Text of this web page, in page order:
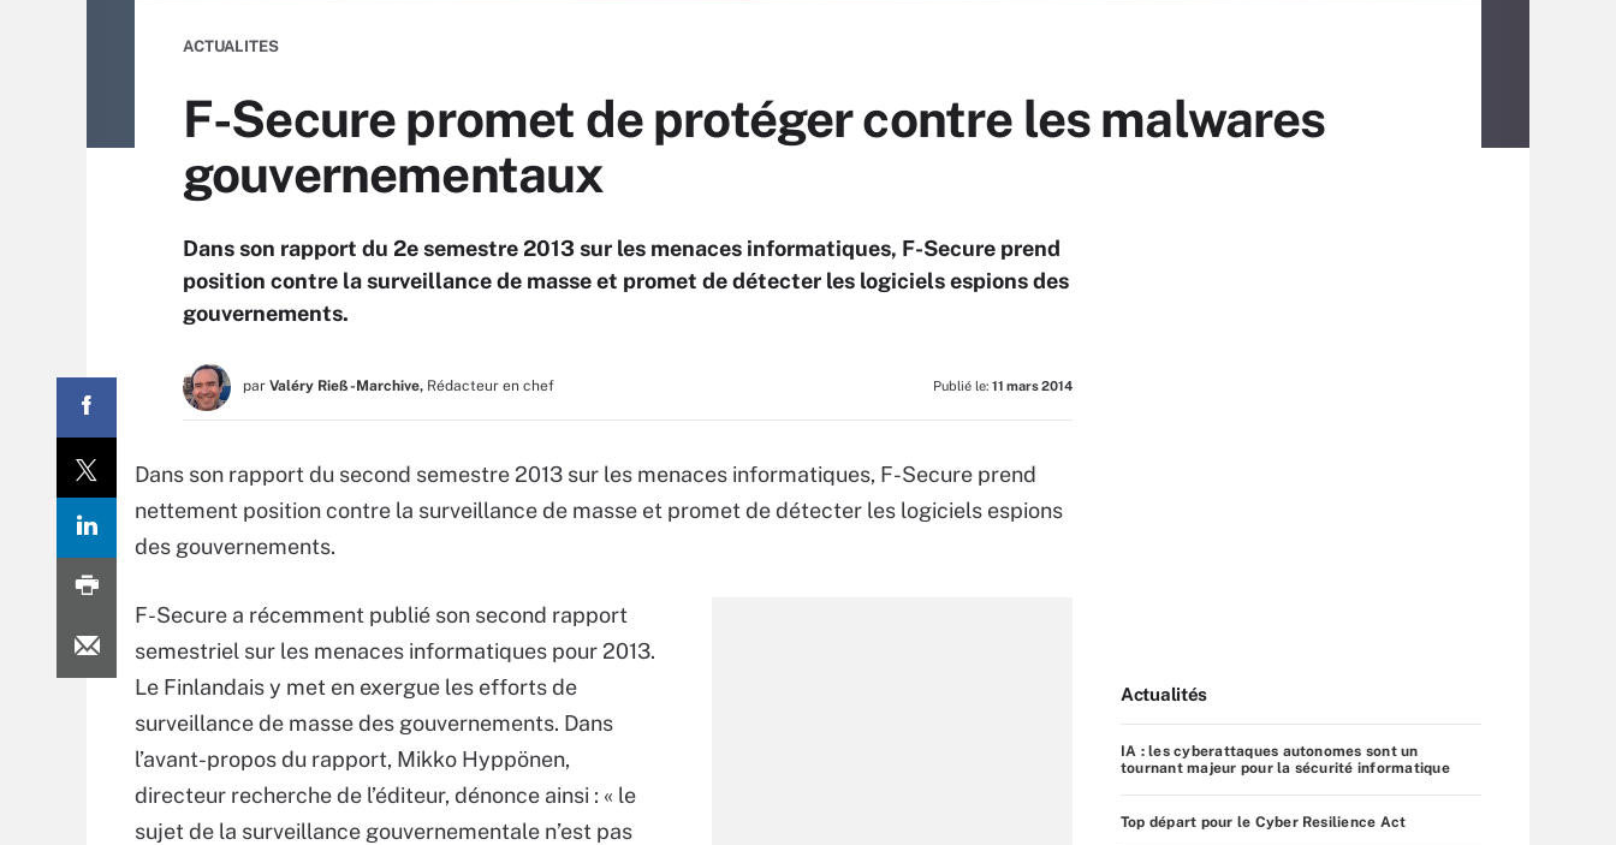
ACTUALITES
F-Secure promet de protéger contre les malwares
gouvernementaux
Dans son rapport du 2e semestre 2013 sur les menaces informatiques, F-Secure prend
position contre la surveillance de masse et promet de détecter les logiciels espions des
gouvernements.
par Valéry Rieß-Marchive, Rédacteur en chef Publié le: 11 mars 2014
Dans son rapport du second semestre 2013 sur les menaces informatiques, F-Secure prend
nettement position contre la surveillance de masse et promet de détecter les logiciels espions
des gouvernements.
F-Secure a récemment publié son second rapport
semestriel sur les menaces informatiques pour 2013.
Le Finlandais y met en exergue les efforts de
surveillance de masse des gouvernements. Dans
l’avant-propos du rapport, Mikko Hyppönen,
directeur recherche de l’éditeur, dénonce ainsi : « le
sujet de la surveillance gouvernementale n’est pas
Actualités
IA : les cyberattaques autonomes sont un
tournant majeur pour la sécurité informatique
Top départ pour le Cyber Resilience Act